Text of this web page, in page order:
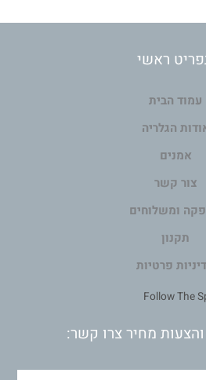
ראשי
עמוד הבית
הגלריה
אמנים
צור קשר
ומשלוחים
תקנון
פרטיות
מחיר צרו קשר: